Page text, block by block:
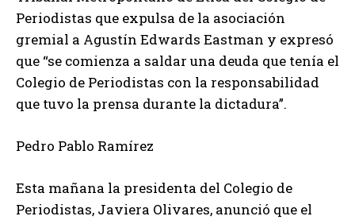
Periodistas que expulsa de la asociación
gremial a Agustín Edwards Eastman y expresó
que “se comienza a saldar una deuda que tenía el
Colegio de Periodistas con la responsabilidad
que tuvo la prensa durante la dictadura”.
Pedro Pablo Ramírez
Esta mañana la presidenta del Colegio de
Periodistas, Javiera Olivares, anunció que el